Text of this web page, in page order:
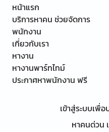
หน้าแรก
บริการหาคน ช่วยจัดการ
พนักงาน
เกี่ยวกับเรา
หางาน
หางานพาร์ทไทม์
ประกาศหาพนักงาน ฟรี
เข้าสู่ระบบเพื่
หาคนด่วน